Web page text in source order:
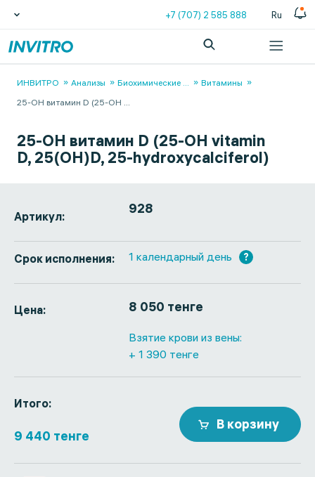
+7 (707) 2 585 888 Ru
ИНВИТРО Анализы Биохимические ...
Витамины
25-OH витамин D (25-OH ...
25-OH витамин D (25-OH vitamin
D, 25(OH)D, 25-hydroxycalciferol)
Артикул: 928
Срок исполнения: 1 календарный день ?
Цена: 8 050 тенге
Взятие крови из вены:
+ 1 390 тенге
Итого:
9 440 тенге
В корзину